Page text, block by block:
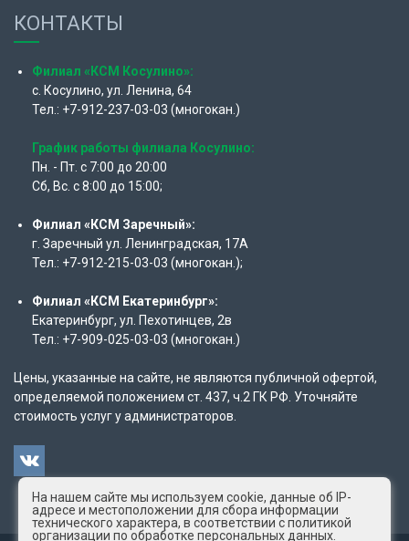
КОНТАКТЫ
Филиал «КСМ Косулино»:
с. Косулино, ул. Ленина, 64
Тел.: +7-912-237-03-03 (многокан.)
График работы филиала Косулино:
Пн. - Пт. с 7:00 до 20:00
Сб, Вс. с 8:00 до 15:00;
Филиал «КСМ Заречный»:
г. Заречный ул. Ленинградская, 17А
Тел.: +7-912-215-03-03 (многокан.);
Филиал «КСМ Екатеринбург»:
Екатеринбург, ул. Пехотинцев, 2в
Тел.: +7-909-025-03-03 (многокан.)
Цены, указанные на сайте, не являются публичной офертой,
определяемой положением ст. 437, ч.2 ГК РФ. Уточняйте
стоимость услуг у администраторов.
На нашем сайте мы используем cookie, данные об IP-
адресе и местоположении для сбора информации
технического характера, в соответствии с политикой
организации по обработке персональных данных.